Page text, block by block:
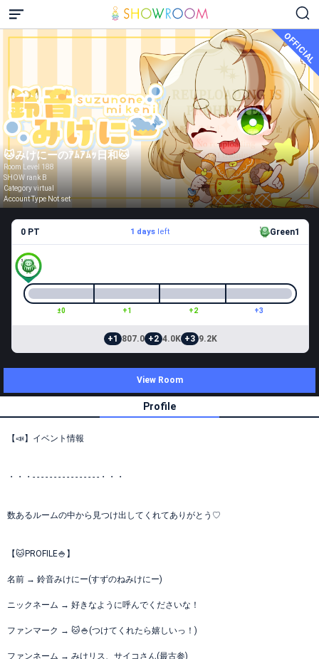
OFFICIAL
🐱みけにーのｱﾑｱﾑｯ日和🐱
Room Level 188
SHOW rank B
Category virtual
Account Type Not set
0 PT 1 daysleft Green1
±0 +1 +2 +3
+1 807.0 +2 4.0K +3 9.2K
View Room
Profile
【📣】イベント情報
・・・- - - - - - - - - - - - - - - -・・・
数あるルームの中から見つけ出してくれてありがとう♡
【‪🐱PROFILE🍚】
名前 → 鈴音みけにー(すずのねみけにー)
ニックネーム → 好きなように呼んでくださいな！
ファンマーク → 🐱🍚(つけてくれたら嬉しいっ！)
ファンネーム → みけリス、サイコさん(最古参)